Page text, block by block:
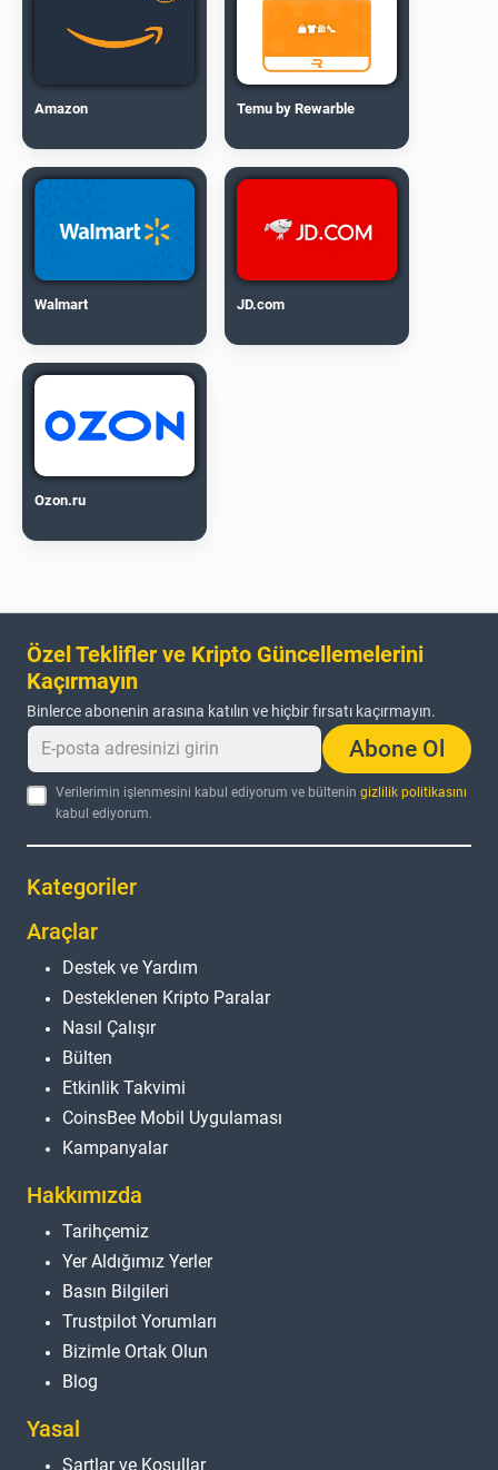
Amazon Temu by Rewarble
Walmart JD.com
Ozon.ru
Özel Teklifler ve Kripto Güncellemelerini
Kaçırmayın
Binlerce abonenin arasına katılın ve hiçbir fırsatı kaçırmayın.
Abone Ol
Verilerimin işlenmesini kabul ediyorum ve bülteningizlilik politikasını
kabul ediyorum.
Kategoriler
Araçlar
Destek ve Yardım
Desteklenen Kripto Paralar
Nasıl Çalışır
Bülten
Etkinlik Takvimi
CoinsBee Mobil Uygulaması
Kampanyalar
Hakkımızda
Tarihçemiz
Yer Aldığımız Yerler
Basın Bilgileri
Trustpilot Yorumları
Bizimle Ortak Olun
Blog
Yasal
Şartlar ve Koşullar